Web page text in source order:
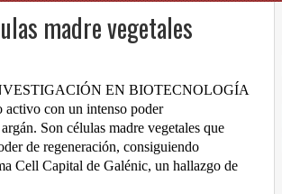
madre vegetales
EN BIOTECNOLOGÍA
con un intenso poder
Son células madre vegetales que
de regeneración, consiguiendo
Cell Capital de Galénic, un hallazgo de